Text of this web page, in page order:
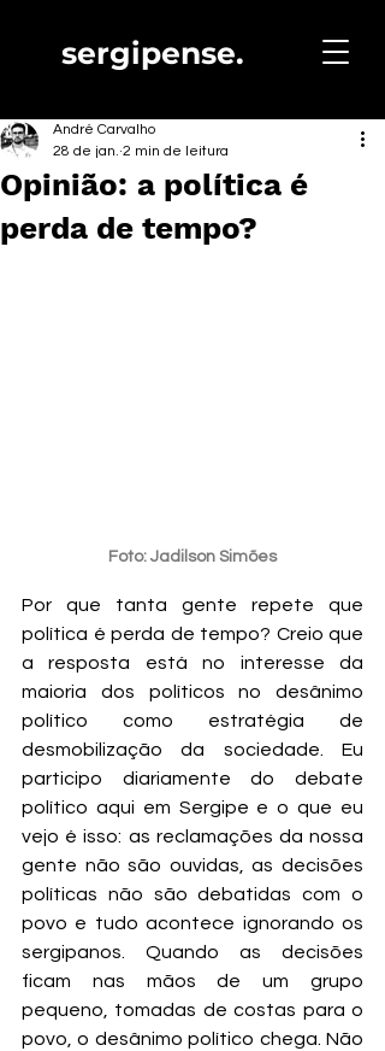
sergipense.
Opinião: a política é
perda de tempo?
André Carvalho
28 de jan. 2 min de leitura
Foto: Jadilson Simões
Por que tanta gente repete que
política é perda de tempo? Creio que
a resposta está no interesse da
maioria dos políticos no desânimo
político como estratégia de
desmobilização da sociedade. Eu
participo diariamente do debate
político aqui em Sergipe e o que eu
vejo é isso: as reclamações da nossa
gente não são ouvidas, as decisões
políticas não são debatidas com o
povo e tudo acontece ignorando os
sergipanos. Quando as decisões
ficam nas mãos de um grupo
pequeno, tomadas de costas para o
povo, o desânimo político chega. Não